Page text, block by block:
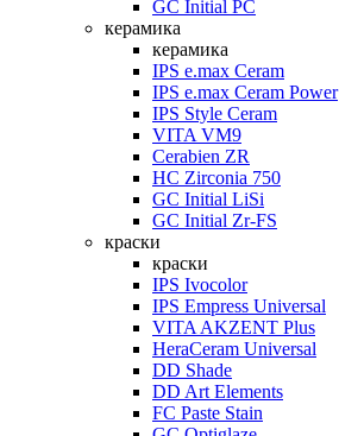
GC Initial PC
керамика
керамика
IPS e.max Ceram
IPS e.max Ceram Power
IPS Style Ceram
VITA VM9
Cerabien ZR
HC Zirconia 750
GC Initial LiSi
GC Initial Zr-FS
краски
краски
IPS Ivocolor
IPS Empress Universal
VITA AKZENT Plus
HeraCeram Universal
DD Shade
DD Art Elements
FC Paste Stain